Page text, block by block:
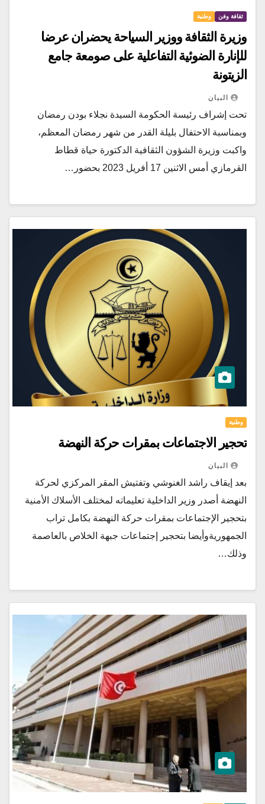
ثقافة وفن وطنية
وزيرة الثقافة ووزير السياحة يحضران عرضا
للإنارة الضوئية التفاعلية على صومعة جامع
الزيتونة
البيان
تحت إشراف رئيسة الحكومة السيدة نجلاء بودن رمضان
وبمناسبة الاحتفال بليلة القدر من شهر رمضان المعظم،
واكبت وزيرة الشؤون الثقافية الدكتورة حياة قطاط
القرمازي أمس الاثنين 17 أفريل 2023 بحضور…
وطنية
تحجير الاجتماعات بمقرات حركة النهضة
البيان
بعد إيقاف راشد الغنوشي وتفتيش المقر المركزي لحركة
النهضة أصدر وزير الداخلية تعليماته لمختلف الأسلاك الأمنية
بتحجير الإجتماعات بمقرات حركة النهضة بكامل تراب
الجمهوريةوأيضا بتحجير إجتماعات جبهة الخلاص بالعاصمة
وذلك…